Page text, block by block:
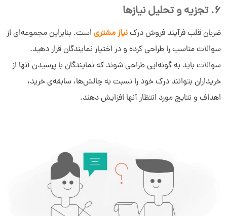
6. تجزیه و تحلیل نیازها
ضربان قلب فرآیند فروش درکنیاز مشتری است. بنابراین مجموعه‌ای از
سوالات مناسب را طراحی کرده و در اختیار نمایندگان قرار دهید.
سوالات باید به گونه‌ایی طراحی شوند که نمایندگان با پرسیدن آنها از
خریداران بتوانند درک خود را نسبت به چالش‌ها، سابقه‌ی خرید،
اهداف و نتایج مورد انتظار آنها افزایش دهند.